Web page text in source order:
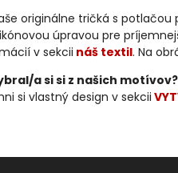
originálne tričká s
úpravou pre
v sekcii náš textil. Na
a si si z našich motívov?
si vlastný design v sekcii